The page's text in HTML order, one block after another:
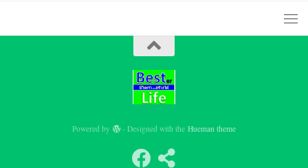
Powered by - Designed with theHueman theme